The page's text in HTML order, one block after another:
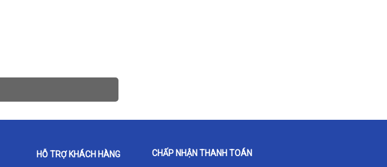
HỖ TRỢ KHÁCH HÀNG CHẤP NHẬN THANH TOÁN